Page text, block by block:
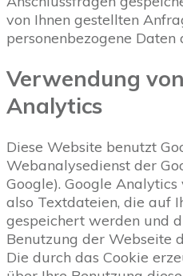
von Ihnen gestellten
personenbezogene
Verwendung
Analytics
Diese Website benutzt
Webanalysedienst der
Google). Google Analytics
also Textdateien, die auf
gespeichert werden und
Benutzung der Webseite
Die durch das Cookie